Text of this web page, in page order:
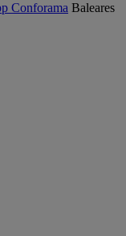
Conforama Baleares